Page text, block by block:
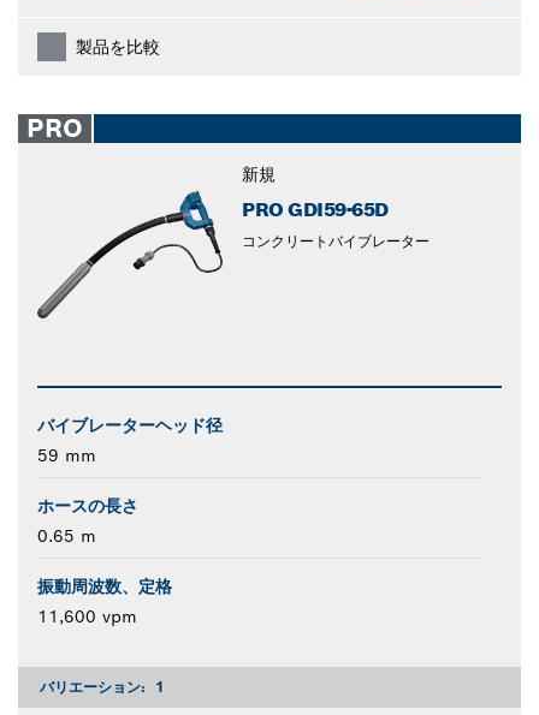
製品を比較
PRO
新規
PRO GDI59-65D
コンクリートバイブレーター
バイブレーターヘッド径
59 mm
ホースの長さ
0.65 m
振動周波数、定格
11,600 vpm
バリエーション: 1